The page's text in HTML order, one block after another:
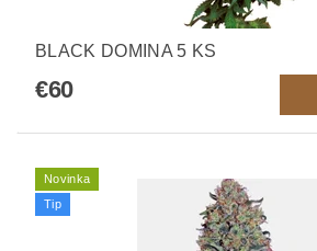
BLACK DOMINA 5 KS
€60
Novinka
Tip